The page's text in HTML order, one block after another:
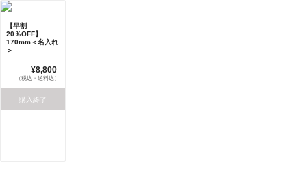
【早割
20％OFF】
170mm＜名入れ
＞
¥8,800
（税込・送料込）
購入終了